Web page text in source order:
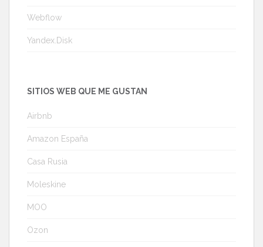
Webflow
Yandex.Disk
SITIOS WEB QUE ME GUSTAN
Airbnb
Amazon España
Casa Rusia
Moleskine
MOO
Ozon